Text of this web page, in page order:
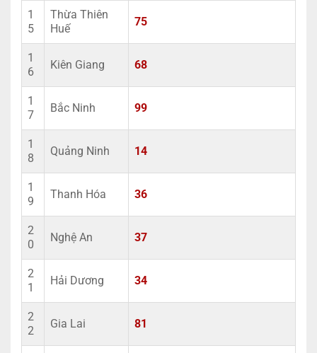
1
5
Thừa Thiên
Huế
75
1
6
Kiên Giang 68
1
7
Bắc Ninh 99
1
8
Quảng Ninh 14
1
9
Thanh Hóa 36
2
0
Nghệ An 37
2
1
Hải Dương 34
2
2
Gia Lai 81